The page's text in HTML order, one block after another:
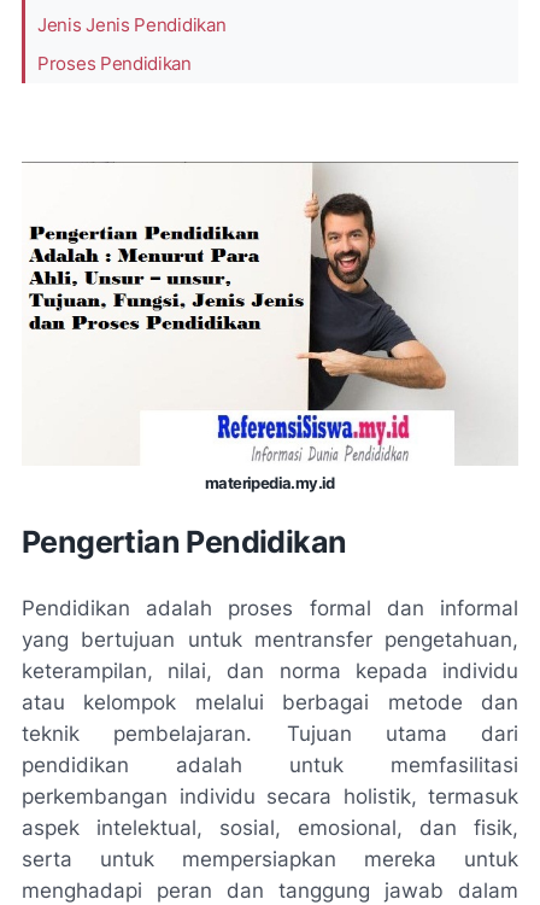
Jenis Jenis Pendidikan
Proses Pendidikan
materipedia.my.id
Pengertian Pendidikan
Pendidikan adalah proses formal dan informal
yang bertujuan untuk mentransfer pengetahuan,
keterampilan, nilai, dan norma kepada individu
atau kelompok melalui berbagai metode dan
teknik pembelajaran. Tujuan utama dari
pendidikan adalah untuk memfasilitasi
perkembangan individu secara holistik, termasuk
aspek intelektual, sosial, emosional, dan fisik,
serta untuk mempersiapkan mereka untuk
menghadapi peran dan tanggung jawab dalam